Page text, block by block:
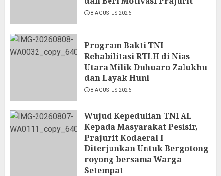
8 AGUSTUS 2026
Program Bakti TNI
Rehabilitasi RTLH di Nias
Utara Milik Duhuaro Zalukhu
dan Layak Huni
8 AGUSTUS 2026
Wujud Kepedulian TNI AL
Kepada Masyarakat Pesisir,
Prajurit Kodaeral I
Diterjunkan Untuk Bergotong
royong bersama Warga
Setempat